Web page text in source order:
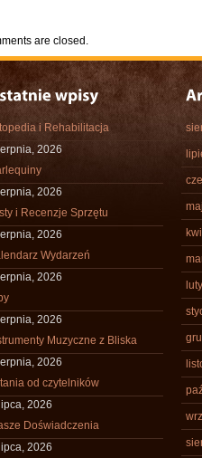
are closed.
i Rehabilitacja
2026
2026
i Recenzje Sprzętu
2026
Wydarzeń
2026
2026
Muzyczne z Bliska
2026
od czytelników
2026
Doświadczenia
2026